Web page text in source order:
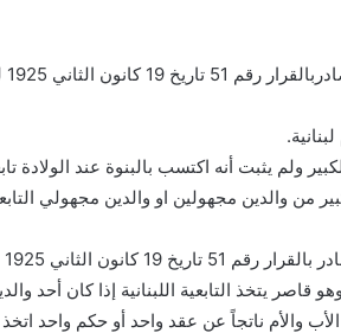
لتصبح على الشكل التالي:
1925 لتصبح على الشكل التالي:
يتخذ التابعية اللبنانية إذا كان أحد
والأم ناتجاً عن عقد واحد أو حكم واحد اتخذ